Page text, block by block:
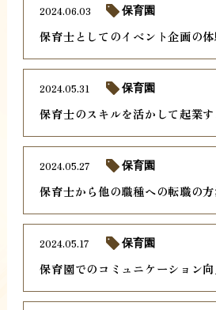
保育士としてのイベント企画の
2024.06.03 保育園
保育士のスキルを活かして起業
2024.05.31 保育園
保育士から他の職種への転職の
2024.05.27 保育園
保育園でのコミュニケーション
2024.05.17 保育園